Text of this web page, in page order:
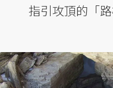
指引攻頂的「路